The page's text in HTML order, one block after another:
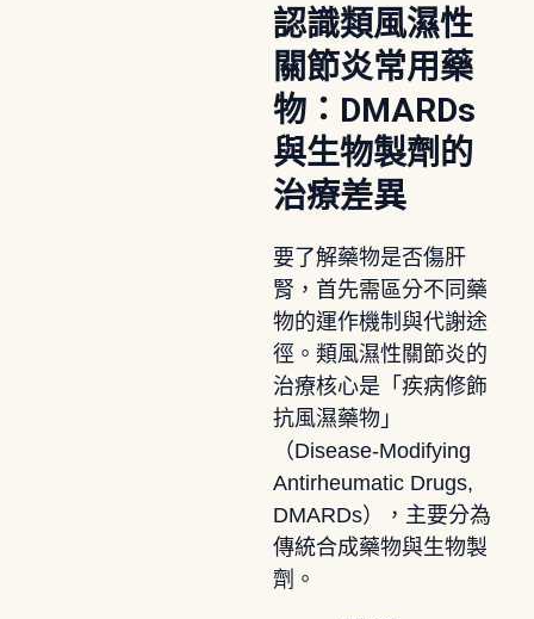
認識類風濕性
關節炎常用藥
物：DMARDs
與生物製劑的
治療差異
要了解藥物是否傷肝
腎，首先需區分不同藥
物的運作機制與代謝途
徑。類風濕性關節炎的
治療核心是「疾病修飾
抗風濕藥物」
（Disease-Modifying
Antirheumatic Drugs,
DMARDs），主要分為
傳統合成藥物與生物製
劑。